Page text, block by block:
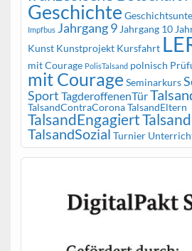
Geschichte
Impfbus Jahrgang 9 Jahrgang 10
Kunst Kunstprojekt Kursfahrt
mit Courage PolisTalsand polnisch
mit Courage Seminarkurs
Sport TagderoffenenTür
TalsandContraCoronaTalsandEltern
TalsandEngagiert
TalsandSozial Turnier